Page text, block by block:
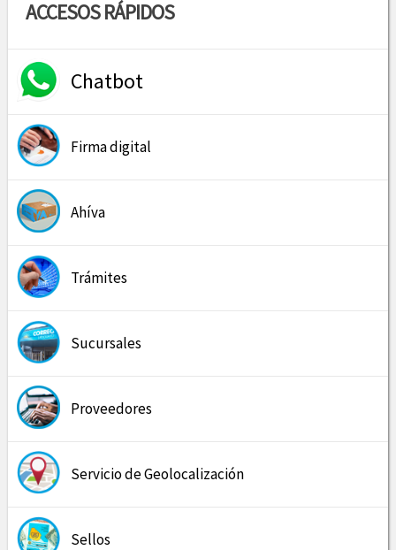
ACCESOS RÁPIDOS
Chatbot
Firma digital
Ahíva
Trámites
Sucursales
Proveedores
Servicio de Geolocalización
Sellos